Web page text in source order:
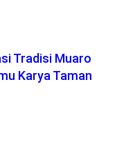
Tradisi Muaro
Karya Taman